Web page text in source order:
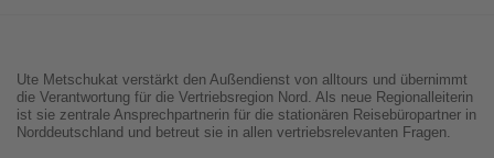
Ute Metschukat verstärkt den Außendienst von alltours und übernimmt
die Verantwortung für die Vertriebsregion Nord. Als neue Regionalleiterin
ist sie zentrale Ansprechpartnerin für die stationären Reisebüropartner in
Norddeutschland und betreut sie in allen vertriebsrelevanten Fragen.